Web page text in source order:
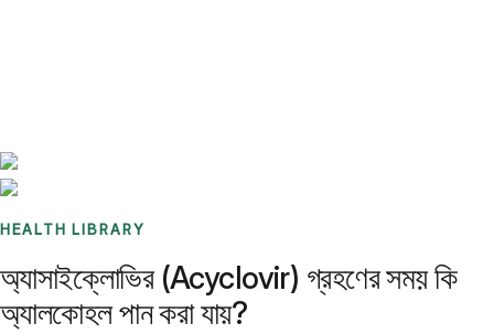
HEALTH LIBRARY
অ্যাসাইক্লোভির (Acyclovir) গ্রহণের সময় কি
অ্যালকোহল পান করা যায়?